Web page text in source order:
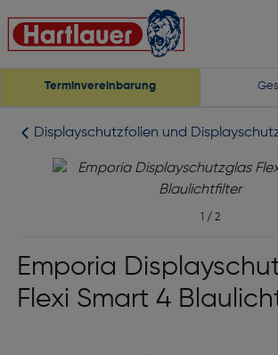
Terminvereinbarung
Displayschutzfolien und
1 / 2
Emporia
Flexi Smart 4